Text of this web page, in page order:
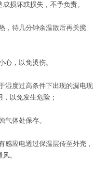
损坏或损失，不予负责。
，待几分钟余温散后再关搅
心，以免烫伤。
湿度过高条件下出现的漏电现
以免发生危险；
气体处保存。
感应电透过保温层传至外壳，
。